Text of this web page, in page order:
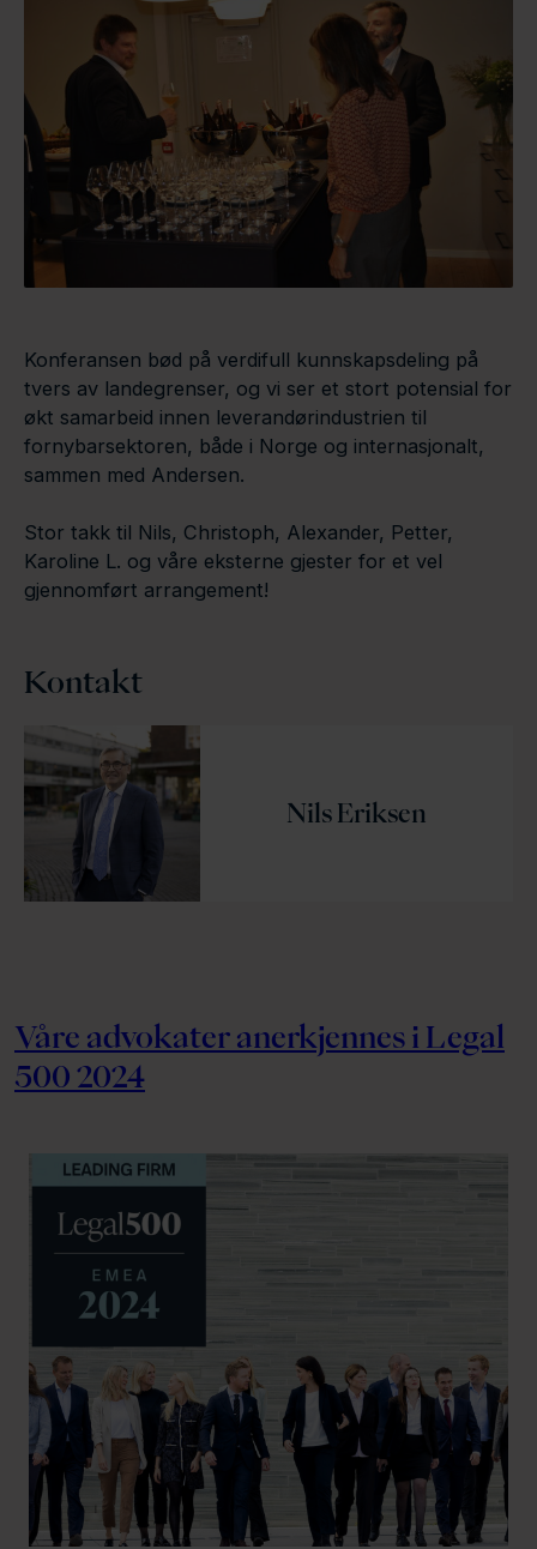
Konferansen bød på verdifull kunnskapsdeling på
tvers av landegrenser, og vi ser et stort potensial for
økt samarbeid innen leverandørindustrien til
fornybarsektoren, både i Norge og internasjonalt,
sammen med Andersen.
Stor takk til Nils, Christoph, Alexander, Petter,
Karoline L. og våre eksterne gjester for et vel
gjennomført arrangement!
Kontakt
Nils Eriksen
Våre advokater anerkjennes i Legal
500 2024